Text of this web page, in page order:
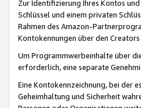
Zur Identifizierung Ihres Kontos
Schlüssel und einem privaten
Rahmen des Amazon-
Kontokennungen über den
Um Programmwerbeinhalte über
erforderlich, eine separate
Eine Kontokennzeichnung, bei der
Geheimhaltung und Sicherheit